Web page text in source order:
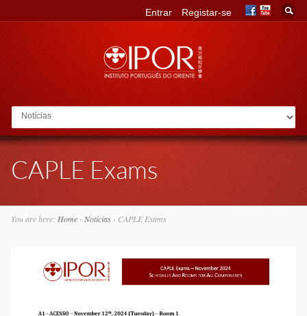
Go to:
Entrar Registar-se
CAPLE Exams
You are here: Home› Notícias› CAPLE Exams